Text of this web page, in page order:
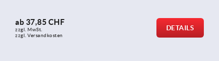
ab 37,85 CHF
zzgl. MwSt.
zzgl. Versandkosten
DETAILS